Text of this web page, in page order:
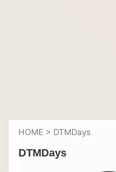
HOME > DTMDays
DTMDays